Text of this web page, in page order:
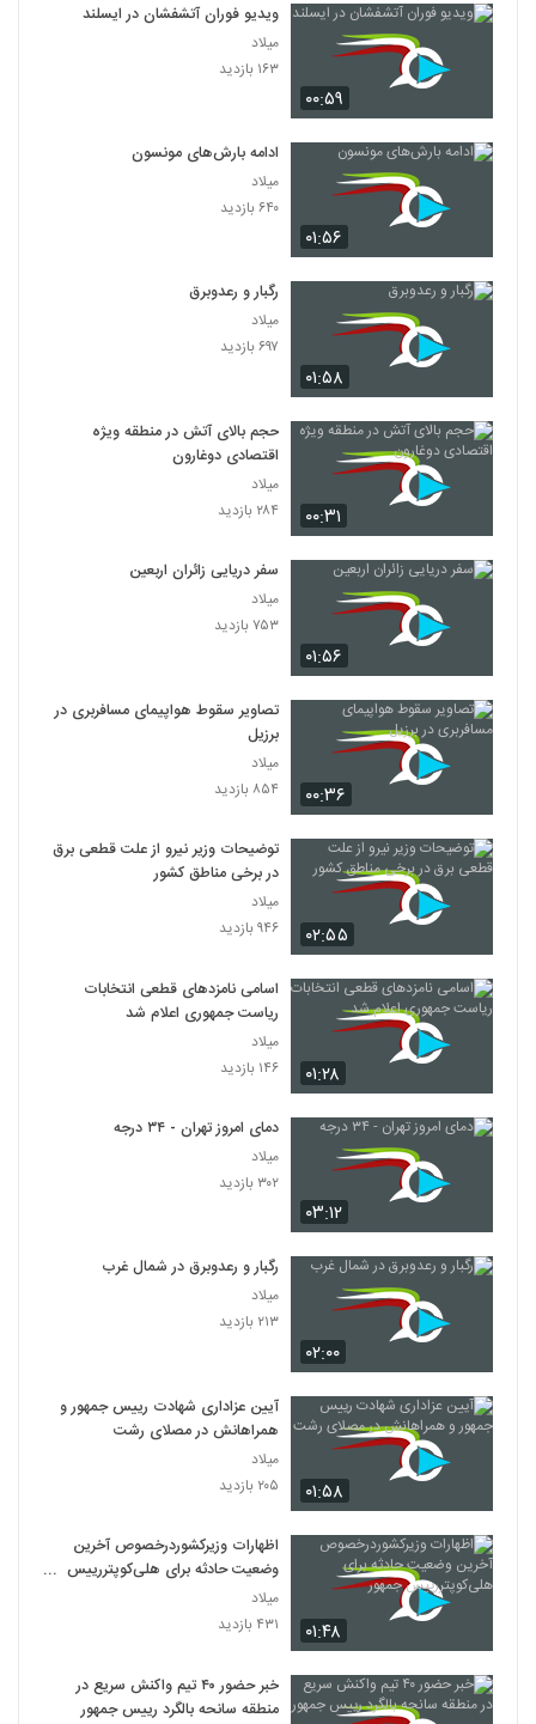
۰۰:۵۹
ویدیو فوران آتشفشان در ایسلند
میلاد
۱۶۳ بازدید
۰۱:۵۶
ادامه بارش‌های مونسون
میلاد
۶۴۰ بازدید
۰۱:۵۸
رگبار و رعدوبرق
میلاد
۶۹۷ بازدید
۰۰:۳۱
حجم بالای آتش در منطقه ویژه
اقتصادی دوغارون
میلاد
۲۸۴ بازدید
۰۱:۵۶
سفر دریایی زائران اربعین
میلاد
۷۵۳ بازدید
۰۰:۳۶
تصاویر سقوط هواپیمای مسافربری در
برزیل
میلاد
۸۵۴ بازدید
۰۲:۵۵
توضیحات وزیر نیرو از علت قطعی برق
در برخی مناطق کشور
میلاد
۹۴۶ بازدید
۰۱:۲۸
اسامی نامزدهای قطعی انتخابات
ریاست جمهوری اعلام شد
میلاد
۱۴۶ بازدید
۰۳:۱۲
دمای امروز تهران - ۳۴ درجه
میلاد
۳۰۲ بازدید
۰۲:۰۰
رگبار و رعدوبرق در شمال غرب
میلاد
۲۱۳ بازدید
۰۱:۵۸
آیین عزاداری شهادت رییس جمهور و
همراهانش در مصلای رشت
میلاد
۲۰۵ بازدید
۰۱:۴۸
اظهارات وزیرکشوردرخصوص آخرین
وضعیت حادثه برای هلی‌کوپتررییس
جمهور
میلاد
۴۳۱ بازدید
خبر حضور ۴۰ تیم واکنش سریع در
منطقه سانحه بالگرد رییس جمهور